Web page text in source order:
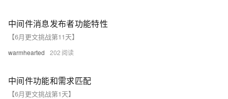
中间件消息发布者功能特性
【6月更文挑战第11天】
warmhearted 202
中间件功能和需求匹配
【6月更文挑战第1天】